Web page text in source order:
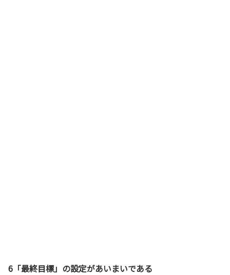
6「最終目標」の設定があいまいである